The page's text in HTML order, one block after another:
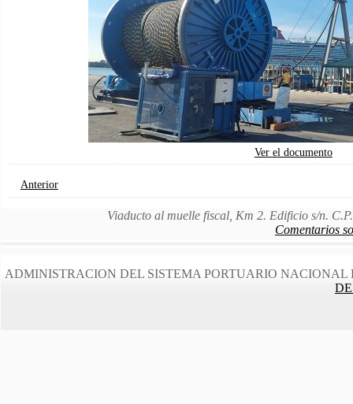
Ver el documento
Anterior
Viaducto al muelle fiscal, Km 2. Edificio s/n.
Comentarios
ADMINISTRACION DEL SISTEMA PORTUARIO NACIONAL